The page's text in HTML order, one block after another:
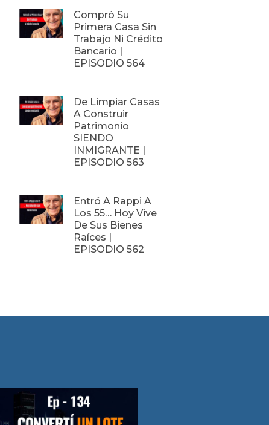
Compró Su
Primera Casa Sin
Trabajo Ni Crédito
Bancario |
EPISODIO 564
De Limpiar Casas
A Construir
Patrimonio
SIENDO
INMIGRANTE |
EPISODIO 563
Entró A Rappi A
Los 55… Hoy Vive
De Sus Bienes
Raíces |
EPISODIO 562